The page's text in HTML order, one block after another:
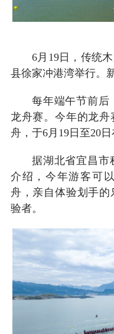
6月19日，传统
县徐家冲港湾举行。
每年端午节前后
龙舟赛。今年的龙
舟，于6月19日至20
据湖北省宜昌市
介绍，今年游客可
舟，亲自体验划手
验者。